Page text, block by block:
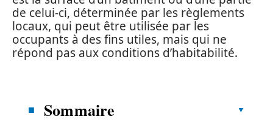
de celui-ci, déterminée par les règlements
locaux, qui peut être utilisée par les
occupants à des fins utiles, mais qui ne
répond pas aux conditions d’habitabilité.
Sommaire